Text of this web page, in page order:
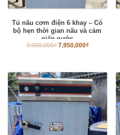
Tủ nấu cơm điện 6 khay – Có
bộ hẹn thời gian nấu và cảm
niến nước
9,090,000₫ 7,950,000₫